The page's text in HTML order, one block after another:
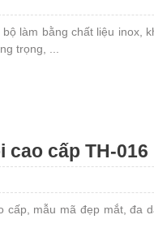
làm bằng chất liệu inox,
trọng, ...
cấp TH-016
mẫu mã đẹp mắt, đa